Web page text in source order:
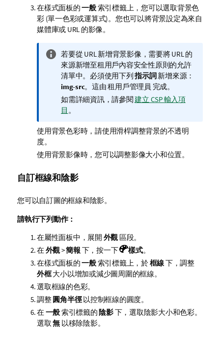
在樣式面板的一般索引標籤上，您可以選取背景色
彩 (單一色彩或運算式)。您也可以將背景設定為來自
媒體庫或 URL 的影像。
資
訊
備
註
若要從 URL 新增背景影像，需要將 URL 的
來源新增至租用戶內容安全性原則的允許
清單中。必須使用下列指示詞新增來源：
img-src。這由租用戶管理員 完成。
如需詳細資訊，請參閱建立 CSP 輸入項
目 。
使用背景色彩時，請使用滑桿調整背景的不透明
度。
使用背景影像時，您可以調整影像大小和位置。
自訂框線和陰影
您可以自訂圖的框線和陰影。
請執行下列動作：
在屬性面板中，展開 外觀區段。
在 外觀>簡報 下，按一下 樣式。
在樣式面板的一般索引標籤上，於框線下，調整
外框大小以增加或減少圖周圍的框線。
選取框線的色彩。
調整圓角半徑以控制框線的圓度。
在 一般索引標籤的陰影下，選取陰影大小和色彩。
選取無 以移除陰影。